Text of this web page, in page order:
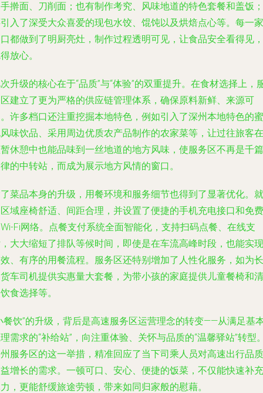
擀面、刀削面；也有制作考究、风味地道的特色套餐和盖饭；
入了深受大众喜爱的现包水饺、馄饨以及烘焙点心等。每一家
都做到了明厨亮灶，制作过程透明可见，让食品安全看得见，
放心。
升级的核心在于“品质”与“体验”的双重提升。在食材选择上，
建立了更为严格的供应链管理体系，确保原料新鲜、来源可
许多档口还注重挖掘本地特色，例如引入了深州本地特色的蜜
味饮品、采用周边优质农产品制作的农家菜等，让过往旅客在
休憩中也能品味到一丝地道的地方风味，使服务区不再是千篇
的中转站，而成为展示地方风情的窗口。
菜品本身的升级，用餐环境和服务细节也得到了显著优化。就
域座椅舒适、间距合理，并设置了便捷的手机充电接口和免费
Fi网络。点餐支付系统全面智能化，支持扫码点餐、在线支
大大缩短了排队等候时间，即使是在车流高峰时段，也能实现
、有序的用餐流程。服务区还特别增加了人性化服务，如为长
车司机提供实惠量大套餐，为带小孩的家庭提供儿童餐椅和清
食选择等。
餐饮”的升级，背后是高速服务区运营理念的转变——从满足基
需求的“补给站”，向注重体验、关怀与品质的“温馨驿站”转型
服务区的这一举措，精准回应了当下司乘人员对高速出行品质
增长的需求。一顿可口、安心、便捷的饭菜，不仅能快速补充
，更能舒缓旅途劳顿，带来如同归家般的慰藉。